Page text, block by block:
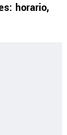
horario,